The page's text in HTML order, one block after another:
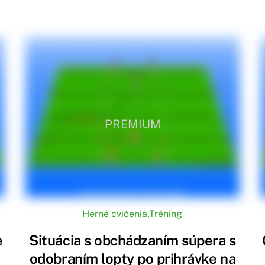
PREMIUM
Herné cvičenia,Tréning
Situácia s obchádzaním súpera s
odobraním lopty po prihrávke na